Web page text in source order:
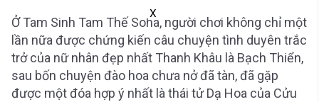
X
Ở Tam Sinh Tam Thế Soha, người chơi không chỉ một
lần nữa được chứng kiến câu chuyện tình duyên trắc
trở của nữ nhân đẹp nhất Thanh Khâu là Bạch Thiển,
sau bốn chuyện đào hoa chưa nở đã tàn, đã gặp
được một đóa hợp ý nhất là thái tử Dạ Hoa của Cửu